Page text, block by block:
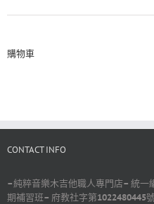
購物車
CONTACT INFO
–純粹音樂木吉他職人專門店– 統一
期補習班– 府教社字第1022480445